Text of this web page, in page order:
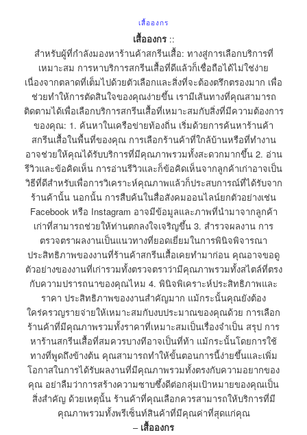
เสื้อองกร
เสื้อองกร::
สำหรับผู้ที่กำลังมองหาร้านค้าสกรีนเสื้อ: ทางสู่การเลือกบริการที่
เหมาะสม การหาบริการสกรีนเสื้อที่ดีแล้วก็เชื่อถือได้ไม่ใช่ง่าย
เนื่องจากตลาดที่เต็มไปด้วยตัวเลือกและสิ่งที่จะต้องตรึกตรองมาก เพื่อ
ช่วยทำให้การตัดสินใจของคุณง่ายขึ้น เรามีเส้นทางที่คุณสามารถ
ติดตามได้เพื่อเลือกบริการสกรีนเสื้อที่เหมาะสมกับสิ่งที่มีความต้องการ
ของคุณ: 1. ค้นหาในเครือข่ายท้องถิ่น เริ่มด้วยการค้นหาร้านค้า
สกรีนเสื้อในพื้นที่ของคุณ การเลือกร้านค้าที่ใกล้บ้านหรือที่ทำงาน
อาจช่วยให้คุณได้รับบริการที่มีคุณภาพรวมทั้งสะดวกมากขึ้น 2. อ่าน
รีวิวและข้อคิดเห็น การอ่านรีวิวและก็ข้อคิดเห็นจากลูกค้าเก่าอาจเป็น
วิธีที่ดีสำหรับเพื่อการวิเคราะห์คุณภาพแล้วก็ประสบการณ์ที่ได้รับจาก
ร้านค้านั้น นอกนั้น การสืบค้นในสื่อสังคมออนไลน์ยกตัวอย่างเช่น
Facebook หรือ Instagram อาจมีข้อมูลและภาพที่นำมาจากลูกค้า
เก่าที่สามารถช่วยให้ท่านตกลงใจเจริญขึ้น 3. สำรวจผลงาน การ
ตรวจตราผลงานเป็นแนวทางที่ยอดเยี่ยมในการพินิจพิจารณา
ประสิทธิภาพของงานที่ร้านค้าสกรีนเสื้อเคยทำมาก่อน คุณอาจขอดู
ตัวอย่างของงานที่เก่ารวมทั้งตรวจตราว่ามีคุณภาพรวมทั้งสไตล์ที่ตรง
กับความปรารถนาของคุณไหม 4. พินิจพิเคราะห์ประสิทธิภาพและ
ราคา ประสิทธิภาพของงานสำคัญมาก แม้กระนั้นคุณยังต้อง
ใคร่ครวญรายจ่ายให้เหมาะสมกับงบประมาณของคุณด้วย การเลือก
ร้านค้าที่มีคุณภาพรวมทั้งราคาที่เหมาะสมเป็นเรื่องจำเป็น สรุป การ
หาร้านสกรีนเสื้อที่สมควรบางทีอาจเป็นที่ท้า แม้กระนั้นโดยการใช้
ทางที่พูดถึงข้างต้น คุณสามารถทำให้ขั้นตอนการนี้ง่ายขึ้นและเพิ่ม
โอกาสในการได้รับผลงานที่มีคุณภาพรวมทั้งตรงกับความอยากของ
คุณ อย่าลืมว่าการสร้างความซาบซึ้งดีต่อกลุ่มเป้าหมายของคุณเป็น
สิ่งสำคัญ ด้วยเหตุนั้น ร้านค้าที่คุณเลือกควรสามารถให้บริการที่มี
คุณภาพรวมทั้งพรีเซ็นท์สินค้าที่มีคุณค่าที่สุดแก่คุณ
– เสื้อองกร